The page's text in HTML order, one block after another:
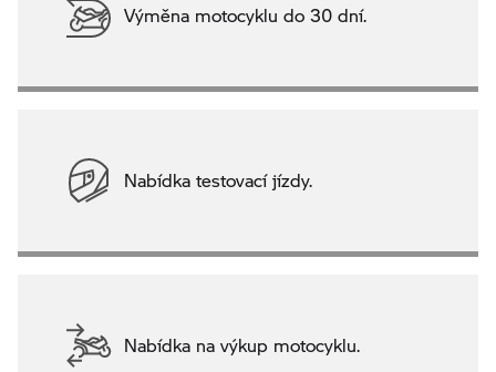
Výměna motocyklu do 30 dní.
Nabídka testovací jízdy.
Nabídka na výkup motocyklu.